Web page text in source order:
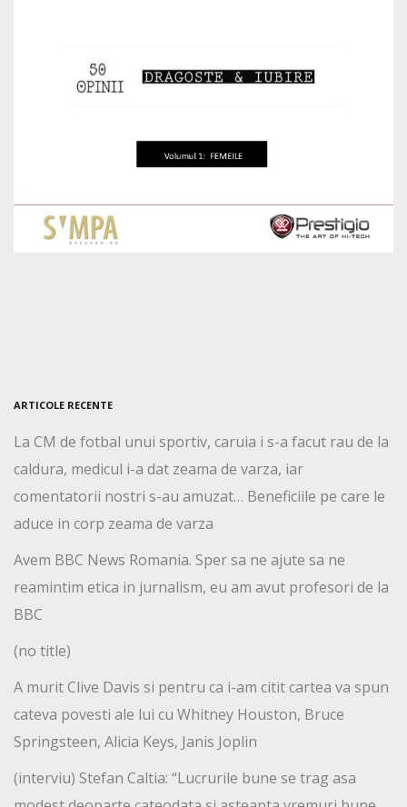
ARTICOLE RECENTE
La CM de fotbal unui sportiv, caruia i s-a facut rau de la
caldura, medicul i-a dat zeama de varza, iar
comentatorii nostri s-au amuzat… Beneficiile pe care le
aduce in corp zeama de varza
Avem BBC News Romania. Sper sa ne ajute sa ne
reamintim etica in jurnalism, eu am avut profesori de la
BBC
(no title)
A murit Clive Davis si pentru ca i-am citit cartea va spun
cateva povesti ale lui cu Whitney Houston, Bruce
Springsteen, Alicia Keys, Janis Joplin
(interviu) Stefan Caltia: “Lucrurile bune se trag asa